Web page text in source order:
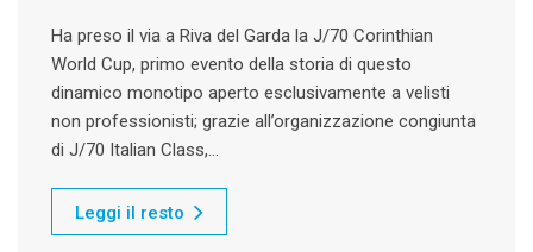
Ha preso il via a Riva del Garda la J/70 Corinthian
World Cup, primo evento della storia di questo
dinamico monotipo aperto esclusivamente a velisti
non professionisti; grazie all’organizzazione congiunta
di J/70 Italian Class,…
Leggi il resto